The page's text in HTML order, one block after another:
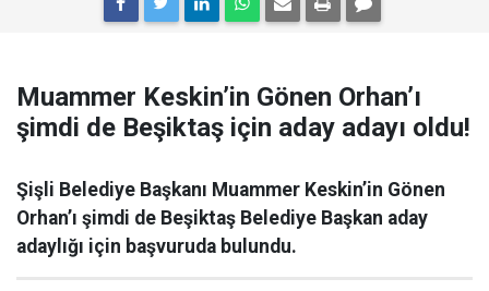
Muammer Keskin’in Gönen Orhan’ı
şimdi de Beşiktaş için aday adayı oldu!
Şişli Belediye Başkanı Muammer Keskin’in Gönen
Orhan’ı şimdi de Beşiktaş Belediye Başkan aday
adaylığı için başvuruda bulundu.